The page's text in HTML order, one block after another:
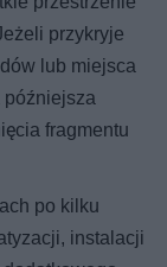
przykryje
lub miejsca
późniejsza
fragmentu
po kilku
instalacji